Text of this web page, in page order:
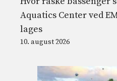
Aquatics Center ved
lages
10. august 2026